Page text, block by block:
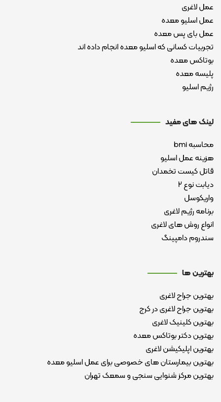
عمل لاغری
عمل اسلیو معده
عمل بای پس معده
تجربیات کسانی که اسلیو معده انجام داده اند
بوتاکس معده
پلیسه معده
رژیم اسلیو
لینک های مفید
محاسبه bmi
هزینه عمل اسلیو
قاتل کیست تخمدان
دیابت نوع ۲
واریکوسل
برنامه رژیم لاغری
انواع روش های لاغری
سندروم دامپینگ
بهترین ها
بهترین جراح لاغری
بهترین جراح لاغری در کرج
بهترین کلینیک لاغری
بهترین دکتر بوتاکس معده
بهترین اپلیکیشن لاغری
بهترین بیمارستان های خصوصی برای عمل اسلیو معده
بهترین مرکز شنوایی سنجی و سمعک تهران